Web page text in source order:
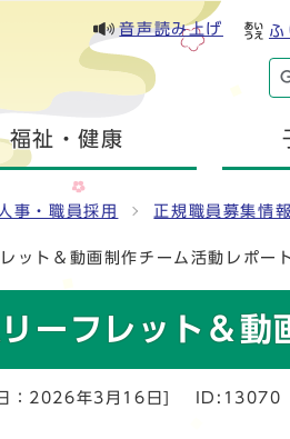
音声読み上げ ふ
福祉・健康
人事・職員採用 正規職員募集情報
ット＆動画制作チーム活動レポー
ーフレット＆動
：2026年3月16日] ID:13070